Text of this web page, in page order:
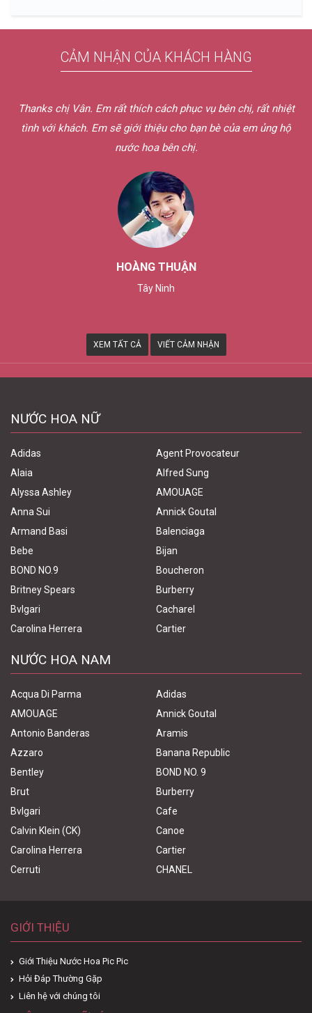
CẢM NHẬN CỦA KHÁCH HÀNG
Thanks chị Vân. Em rất thích cách phục vụ bên chị, rất nhiệt
tình với khách. Em sẽ giới thiệu cho bạn bè của em ủng hộ
nước hoa bên chị.
HOÀNG THUẬN
Tây Ninh
XEM TẤT CẢ VIẾT CẢM NHẬN
NƯỚC HOA NỮ
Adidas
Agent Provocateur
Alaia
Alfred Sung
Alyssa Ashley
AMOUAGE
Anna Sui
Annick Goutal
Armand Basi
Balenciaga
Bebe
Bijan
BOND NO.9
Boucheron
Britney Spears
Burberry
Bvlgari
Cacharel
Carolina Herrera
Cartier
NƯỚC HOA NAM
Acqua Di Parma
Adidas
AMOUAGE
Annick Goutal
Antonio Banderas
Aramis
Azzaro
Banana Republic
Bentley
BOND NO. 9
Brut
Burberry
Bvlgari
Cafe
Calvin Klein (CK)
Canoe
Carolina Herrera
Cartier
Cerruti
CHANEL
GIỚI THIỆU
Giới Thiệu Nước Hoa Pic Pic
Hỏi Đáp Thường Gặp
Liên hệ với chúng tôi